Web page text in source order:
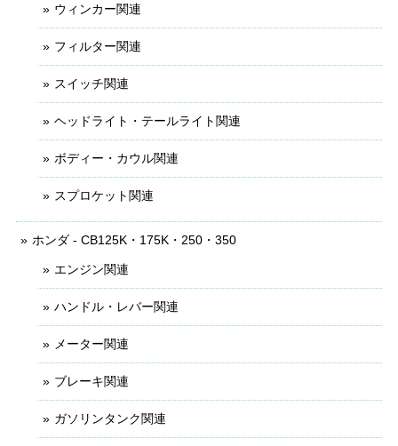
ウィンカー関連
フィルター関連
スイッチ関連
ヘッドライト・テールライト関連
ボディー・カウル関連
スプロケット関連
ホンダ - CB125K・175K・250・350
エンジン関連
ハンドル・レバー関連
メーター関連
ブレーキ関連
ガソリンタンク関連